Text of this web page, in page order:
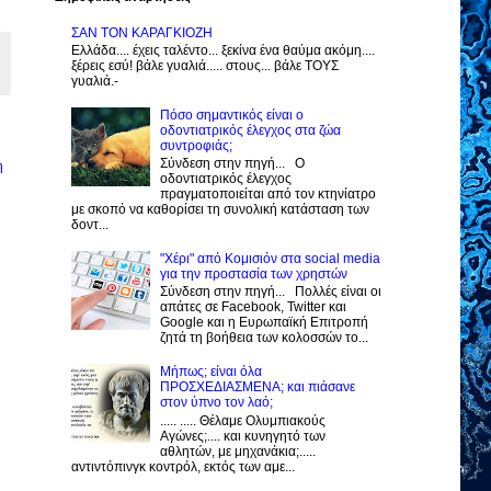
ΣΑΝ ΤΟΝ ΚΑΡΑΓΚΙΟΖΗ
Ελλάδα.... έχεις ταλέντο... ξεκίνα ένα θαύμα ακόμη....
ξέρεις εσύ! βάλε γυαλιά..... στους... βάλε ΤΟΥΣ
γυαλιά.-
Πόσο σημαντικός είναι ο
οδοντιατρικός έλεγχος στα ζώα
συντροφιάς;
Σύνδεση στην πηγή... Ο
οδοντιατρικός έλεγχος
πραγματοποιείται από τον κτηνίατρο
με σκοπό να καθορίσει τη συνολική κατάσταση των
δοντ...
"Χέρι" από Κομισιόν στα social media
για την προστασία των χρηστών
Σύνδεση στην πηγή... Πολλές είναι οι
απάτες σε Facebook, Twitter και
Google και η Ευρωπαϊκή Επιτροπή
ζητά τη βοήθεια των κολοσσών το...
Μήπως; είναι όλα
ΠΡΟΣΧΕΔΙΑΣΜΕΝΑ; και πιάσανε
στον ύπνο τον λαό;
..... ..... Θέλαμε Ολυμπιακούς
Αγώνες;.... και κυνηγητό των
αθλητών, με μηχανάκια;.....
αντιντόπινγκ κοντρόλ, εκτός των αμε...